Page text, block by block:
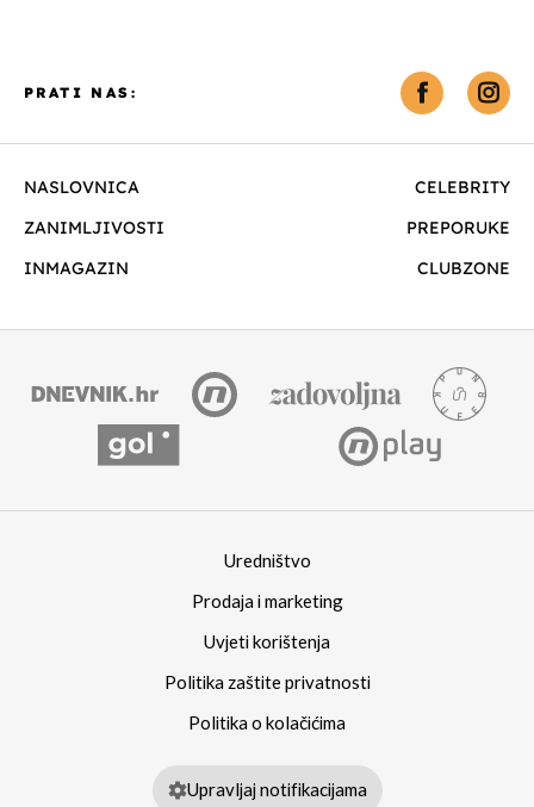
NASLOVNICA
CELEBRITY
ZANIMLJIVOSTI
PREPORUKE
INMAGAZIN
CLUBZONE
PRATI NAS:
Uredništvo
Prodaja i marketing
Uvjeti korištenja
Politika zaštite privatnosti
Politika o kolačićima
Upravljaj notifikacijama